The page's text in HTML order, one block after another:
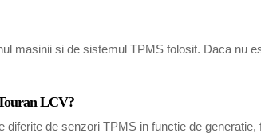
masinii si de sistemul TPMS folosit. Daca nu
LCV?
de senzori TPMS in functie de generatie,